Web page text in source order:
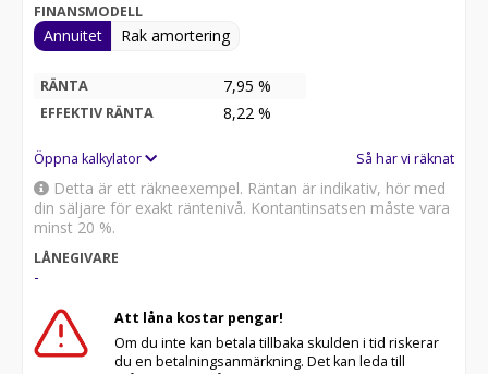
FINANSMODELL
Annuitet Rak amortering
RÄNTA 7,95 %
EFFEKTIV RÄNTA 8,22 %
Öppna kalkylator Så har vi räknat
Detta är ett räkneexempel. Räntan är indikativ, hör med
din säljare för exakt räntenivå. Kontantinsatsen måste vara
minst 20 %.
LÅNEGIVARE
-
Att låna kostar pengar!
Om du inte kan betala tillbaka skulden i tid riskerar
du en betalningsanmärkning. Det kan leda till